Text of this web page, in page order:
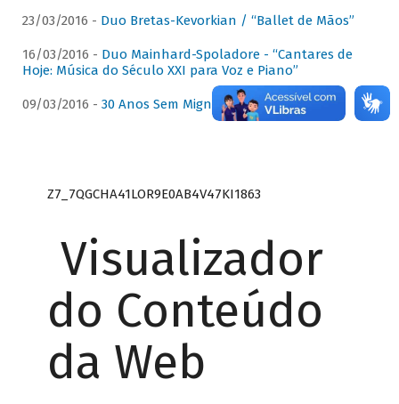
23/03/2016 - Duo Bretas-Kevorkian / “Ballet de Mãos”
16/03/2016 - Duo Mainhard-Spoladore - “Cantares de
Hoje: Música do Século XXI para Voz e Piano”
09/03/2016 - 30 Anos Sem Mignone
Z7_7QGCHA41LOR9E0AB4V47KI1863
Visualizador
do Conteúdo
da Web